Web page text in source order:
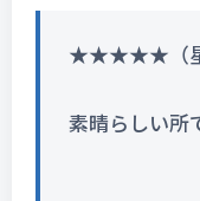
★★★★★（星
素晴らしい所